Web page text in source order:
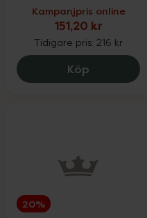
Vårt eget varumärke
Solskydd
Kosttillskott
Vårt eget varumärke
Kampanjpris online
151,20 kr
Tidigare pris: 216 kr
Köp La
20%